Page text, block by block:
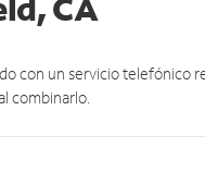
con un servicio telefónico
combinarlo.